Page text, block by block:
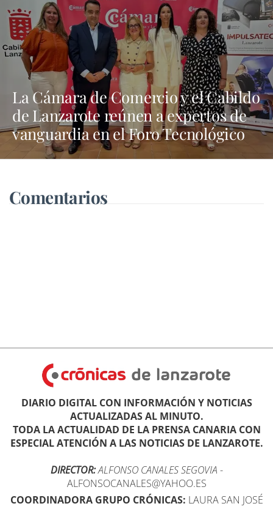
La Cámara de Comercio y el Cabildo
de Lanzarote reúnen a expertos de
vanguardia en el Foro Tecnológico
“Tech Nexus”
Comentarios
DIARIO DIGITAL CON INFORMACIÓN Y NOTICIAS
ACTUALIZADAS AL MINUTO.
TODA LA ACTUALIDAD DE LA PRENSA CANARIA CON
ESPECIAL ATENCIÓN A LAS NOTICIAS DE LANZAROTE.
DIRECTOR:ALFONSO CANALES SEGOVIA -
ALFONSOCANALES@YAHOO.ES
COORDINADORA GRUPO CRÓNICAS: LAURA SAN JOSÉ